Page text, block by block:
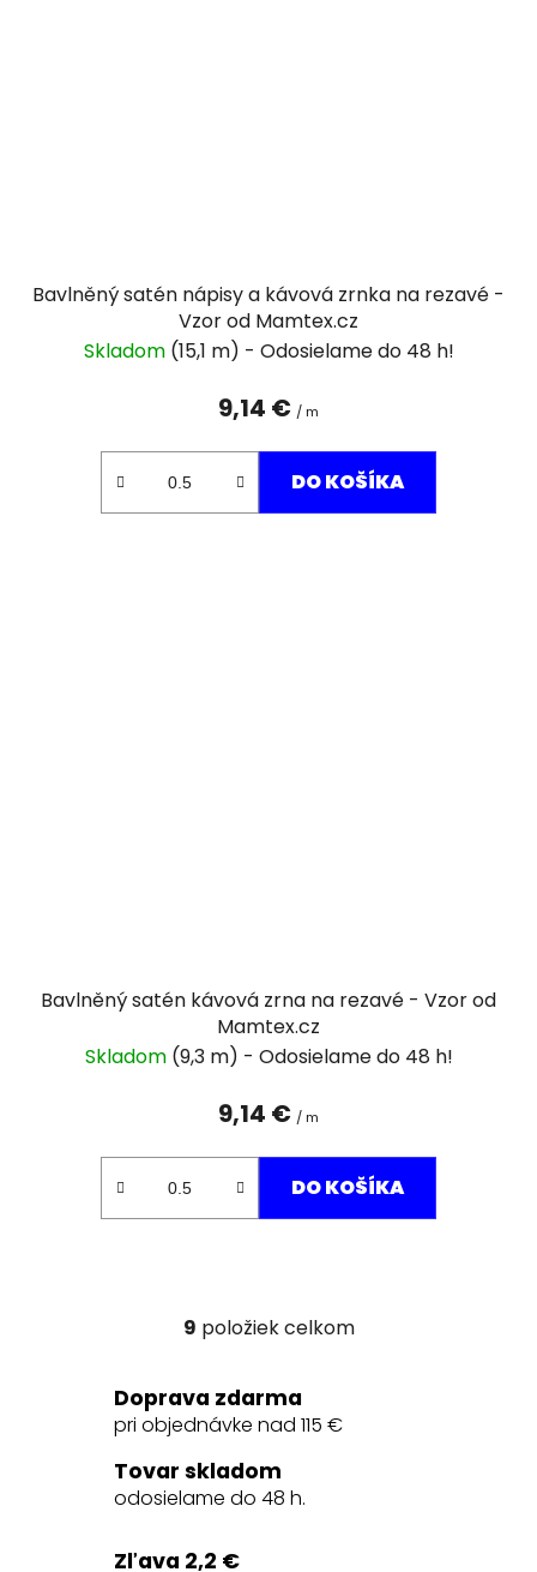
Bavlněný satén nápisy a kávová zrnka na rezavé -
Vzor od Mamtex.cz
Skladom (15,1 m)
9,14 € / m
DO KOŠÍKA
Bavlněný satén kávová zrna na rezavé - Vzor od
Mamtex.cz
Skladom (9,3 m)
9,14 € / m
DO KOŠÍKA
O
l
á
a
c
9 položiek celkom
Doprava zdarma
pri objednávke nad 115 €
Tovar skladom
odosielame do 48 h.
Zľava 2,2 €